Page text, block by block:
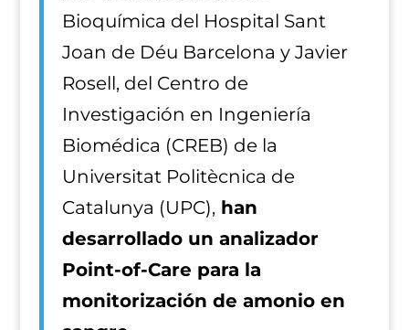
Bioquímica del Hospital Sant
Joan de Déu Barcelona y Javier
Rosell, del Centro de
Investigación en Ingeniería
Biomédica (CREB) de la
Universitat Politècnica de
Catalunya (UPC),han
desarrollado un analizador
Point-of-Care para la
monitorización de amonio en